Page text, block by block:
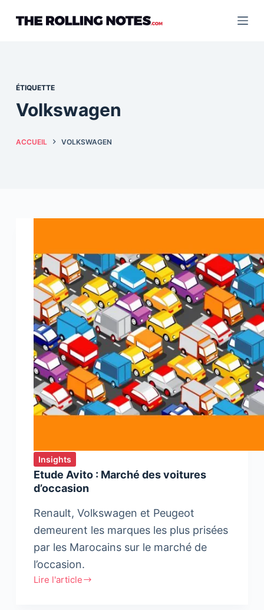
ÉTIQUETTE
Volkswagen
ACCUEIL VOLKSWAGEN
Insights
Etude Avito : Marché des voitures
d’occasion
Renault, Volkswagen et Peugeot
demeurent les marques les plus prisées
par les Marocains sur le marché de
l’occasion.
Lire l'article
Etude